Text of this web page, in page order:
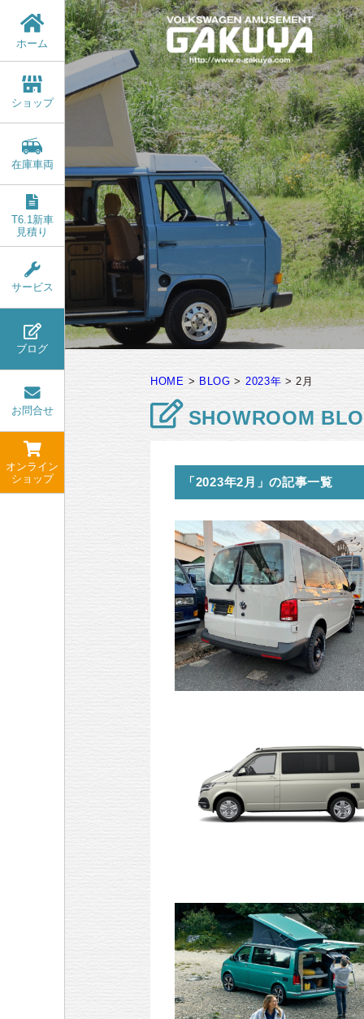
ホーム
ショップ
在庫車両
T6.1新車
見積り
サービス
ブログ
お問合せ
オンライン
ショップ
HOME > BLOG > 2023年 >2月
SHOWROOM
「2023年2月」の記事一覧